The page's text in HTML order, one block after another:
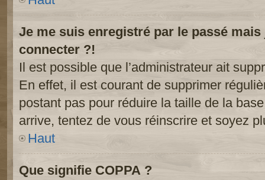
Je me suis enregistré par le passé
connecter ?!
Il est possible que l’administrateur ait
En effet, il est courant de supprimer
postant pas pour réduire la taille de la
arrive, tentez de vous réinscrire et soyez
Haut
Que signifie COPPA ?